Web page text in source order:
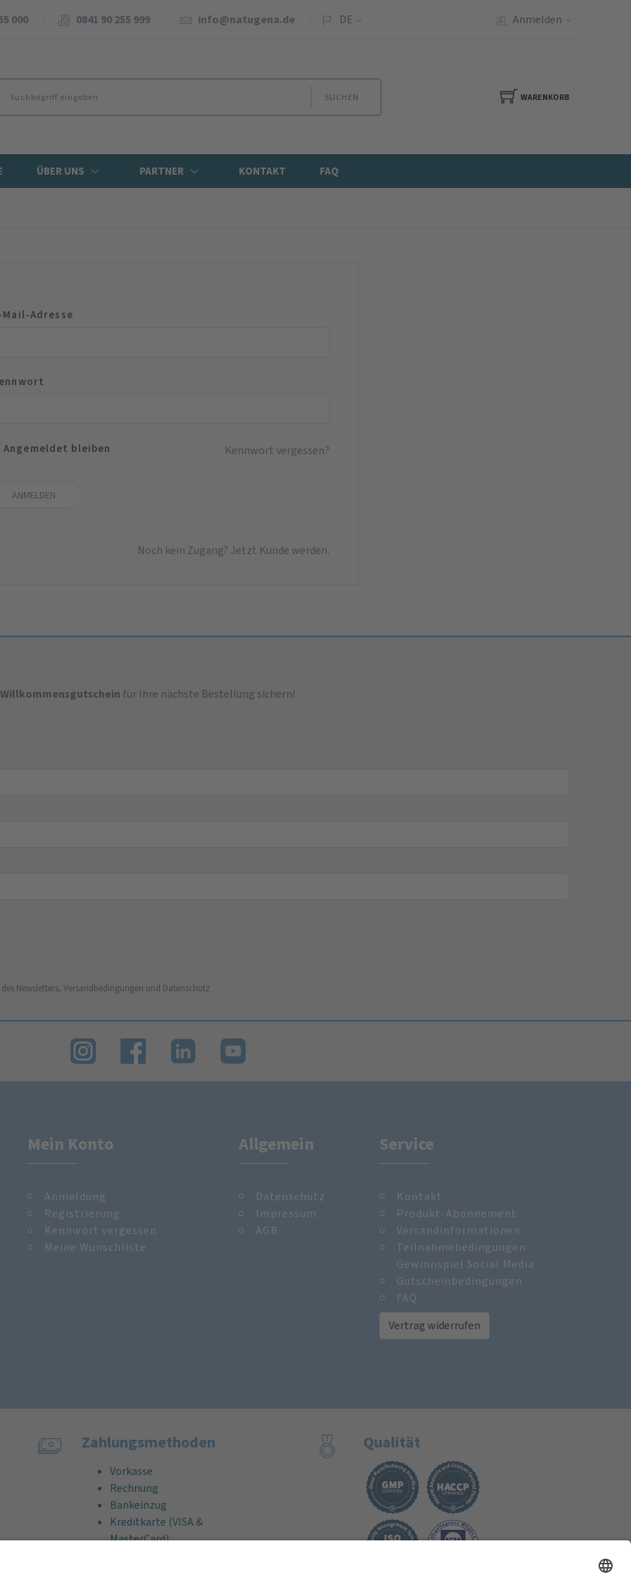
000 0841 90 255 999 info@natugena.de DE Anmelden
SUCHEN WARENKORB
ÜBER UNS PARTNER KONTAKT FAQ
Mail-Adresse
Angemeldet bleiben Kennwort vergessen?
Noch kein Zugang? Jetzt Kunde werden.
für Ihre nächste Bestellung sichern!
Newsletters, Versandbedingungen und Datenschutz
Mein Konto
Anmeldung
Registrierung
Kennwort vergessen
Meine Wunschliste
Allgemein
Datenschutz
Impressum
AGB
Service
Kontakt
Produkt-Abonnement
Versandinformationen
Teilnahmebedingungen
Gewinnspiel Social Media
Gutscheinbedingungen
FAQ
Vertrag widerrufen
Zahlungs­methoden
Vorkasse
Rechnung
Bankeinzug
Kreditkarte (VISA &
MasterCard)
Qualität